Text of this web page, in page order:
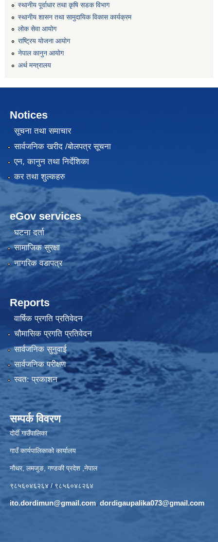
स्थानीय पूर्वाधार तथा कृषि सडक विभाग
स्थानीय शासन तथा सामुदायिक विकास कार्यक्रम
लोक सेवा आयोग
राष्ट्रिय योजना आयोग
नेपाल कानुन आयोग
अर्थ मन्त्रालय
Notices
सूचना तथा समाचार
सार्वजनिक खरीद /बोलपत्र सूचना
एन, कानुन तथा निर्देशिका
कर तथा शुल्कहरु
eGov services
घटना दर्ता
सामाजिक सुरक्षा
नागरिक वडापत्र
Reports
वार्षिक प्रगति प्रतिवेदन
चौमासिक प्रगति प्रतिवेदन
सार्वजनिक सुनुवाई
सार्वजनिक परीक्षण
स्वत: प्रकाशन
सम्पर्क विवरण
दोर्दी गाउँपालिका
गाउँ कार्यपालिकाको कार्यालय
नौथर, लमजुङ, गण्डकी प्रदेश ,नेपाल
९८५६०४६२६४ / ९८५६०४८२६४
ito.dordimun@gmail.com, dordigaupalika073@gmail.com